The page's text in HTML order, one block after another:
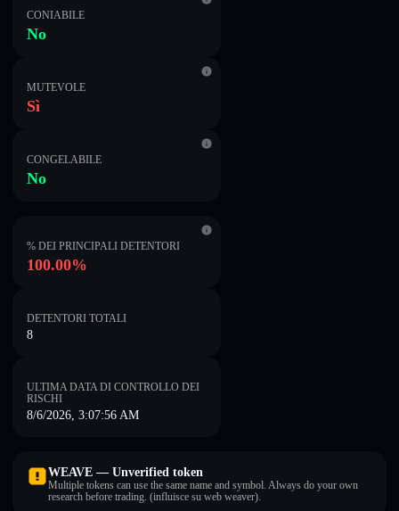
CONIABILE
No
MUTEVOLE
Sì
CONGELABILE
No
% DEI PRINCIPALI DETENTORI
100.00%
DETENTORI TOTALI
8
ULTIMA DATA DI CONTROLLO DEI
RISCHI
8/6/2026, 3:07:56 AM
WEAVE — Unverified token
Multiple tokens can use the same name and symbol. Always do your own
research before trading. (influisce su web weaver).